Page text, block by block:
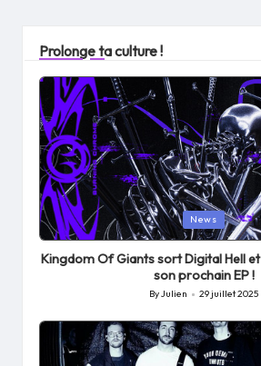
Prolonge ta culture !
Posted
in
News
Kingdom Of Giants sort Digital Hell
son prochain EP !
Posted
ByJulien 29 juillet 2025